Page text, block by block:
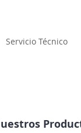
Servicio Técnico